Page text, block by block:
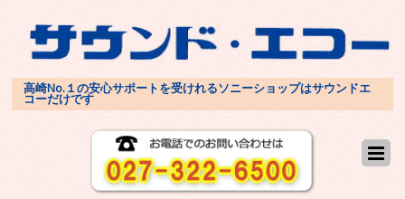
高崎No.１の安心サポートを受けれるソニーショップはサウンドエ
コーだけです